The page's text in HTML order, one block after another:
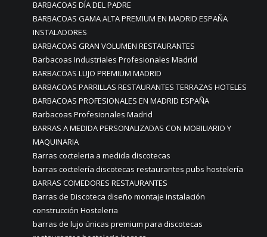
BARBACOAS DÍA DEL PADRE
BARBACOAS GAMA ALTA PREMIUM EN MADRID ESPAÑA
INSTALADORES
BARBACOAS GRAN VOLUMEN RESTAURANTES
Barbacoas Industriales Profesionales Madrid
BARBACOAS LUJO PREMIUM MADRID
BARBACOAS PARRILLAS RESTAURANTES TERRAZAS HOTELES
BARBACOAS PROFESIONALES EN MADRID ESPAÑA
Barbacoas Profesionales Madrid
BARRAS A MEDIDA PERSONALIZADAS CON MOBILIARIO Y
MAQUINARIA
Barras cocteleria a medida discotecas
barras coctelería discotecas restaurantes pubs hostelería
BARRAS COMEDORES RESTAURANTES
Barras de Discoteca diseño montaje instalación
construcción Hosteleria
barras de lujo únicas premium para discotecas